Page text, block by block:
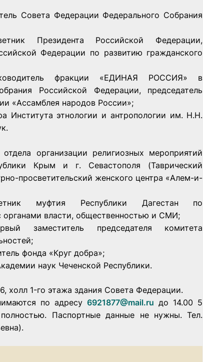
Совета Федерации Федерального Собрания
Президента Российской Федерации,
Федерации по развитию гражданского
фракции «ЕДИНАЯ РОССИЯ» в
Российской Федерации, председатель
«Ассамблея народов России»;
Института этнологии и антропологии им. Н.Н.
организации религиозных мероприятий
Крым и г. Севастополя (Таврический
просветительский женского центра «Алем-и-
муфтия Республики Дагестан по
власти, общественностью и СМИ;
заместитель председателя комитета
фонда «Круг добра»;
наук Чеченской Республики.
холл 1-го этажа здания Совета Федерации.
по адресу 6921877@mail.ru до 14.00 5
Паспортные данные не нужны. Тел.